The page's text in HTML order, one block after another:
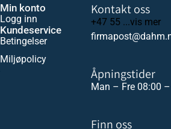
Min konto
Logg inn
Kundeservice
Betingelser
Miljøpolicy
Kontakt oss
+47 55 ...vis mer
Åpningstider
Man – Fre 08:00
Finn oss